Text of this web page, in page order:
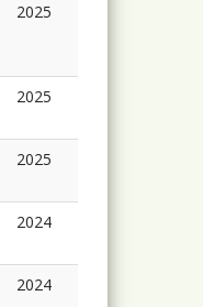
2025
2025
2025
2024
2024